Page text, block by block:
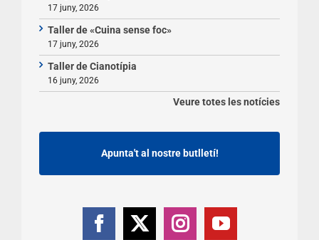
17 juny, 2026
Taller de «Cuina sense foc»
17 juny, 2026
Taller de Cianotípia
16 juny, 2026
Veure totes les notícies
Apunta't al nostre butlletí!